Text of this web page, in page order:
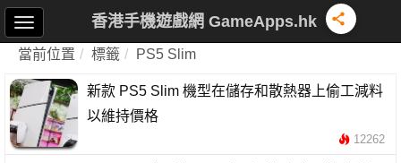
香港手機遊戲網 GameApps.hk
當前位置 標籤 PS5 Slim
新款 PS5 Slim 機型在儲存和散熱器上偷工減料
以維持價格
12262